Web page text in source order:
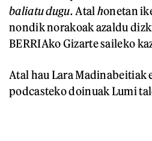
baliatu dugu. Atal honetan
nondik norakoak azaldu
BERRIAko Gizarte saileko
Atal hau Lara Madinabeitiak
podcasteko doinuak Lumi